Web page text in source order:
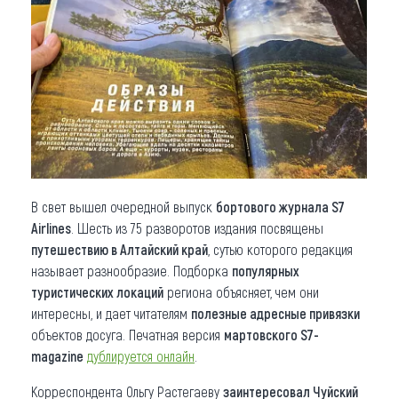
Что привезти (сувениры)
О регионе
Коллекция впечатлений
Другие рубрики
В свет вышел очередной выпуск бортового журнала S7
Airlines . Шесть из 75 разворотов издания посвящены
путешествию в Алтайский край , сутью которого редакция
называет разнообразие. Подборка популярных
туристических локаций региона объясняет, чем они
интересны, и дает читателям полезные адресные привязки
объектов досуга. Печатная версия мартовского S7-
magazine дублируется онлайн
Корреспондента Ольгу Растегаеву заинтересовал Чуйский